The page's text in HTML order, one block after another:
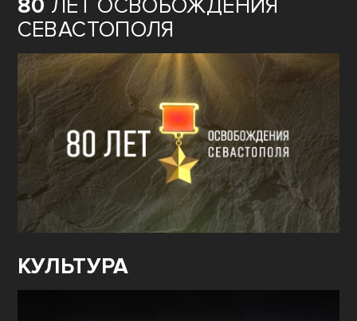
80 ЛЕТ ОСВОБОЖДЕНИЯ
СЕВАСТОПОЛЯ
КУЛЬТУРА